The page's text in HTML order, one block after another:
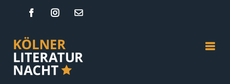
springen
FacebookInstagram
E-